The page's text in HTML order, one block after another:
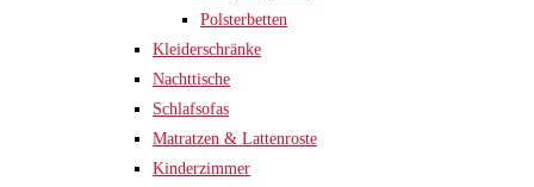
Polsterbetten
Kleiderschränke
Nachttische
Schlafsofas
Matratzen & Lattenroste
Kinderzimmer